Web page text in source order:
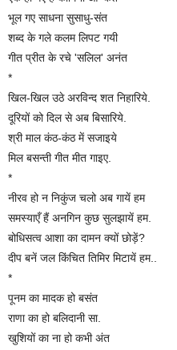
भूल गए साधना सुसाधु-संत
शब्द के गले कलम लिपट गयी
गीत प्रीत के रचे 'सलिल' अनंत
*
खिल-खिल उठे अरविन्द शत निहारिये.
दूरियों को दिल से अब बिसारिये.
श्री माल कंठ-कंठ में सजाइये
मिल बसन्ती गीत मीत गाइए.
*
नीरव हो न निकुंज चलो अब गायें हम
समस्याएँ हैं अनगिन कुछ सुलझायें हम.
बोधिसत्व आशा का दामन क्यों छोड़ें?
दीप बनें जल किंचित तिमिर मिटायें हम..
*
पूनम का मादक हो बसंत
राणा का हो बलिदानी सा.
खुशियों का ना हो कभी अंत